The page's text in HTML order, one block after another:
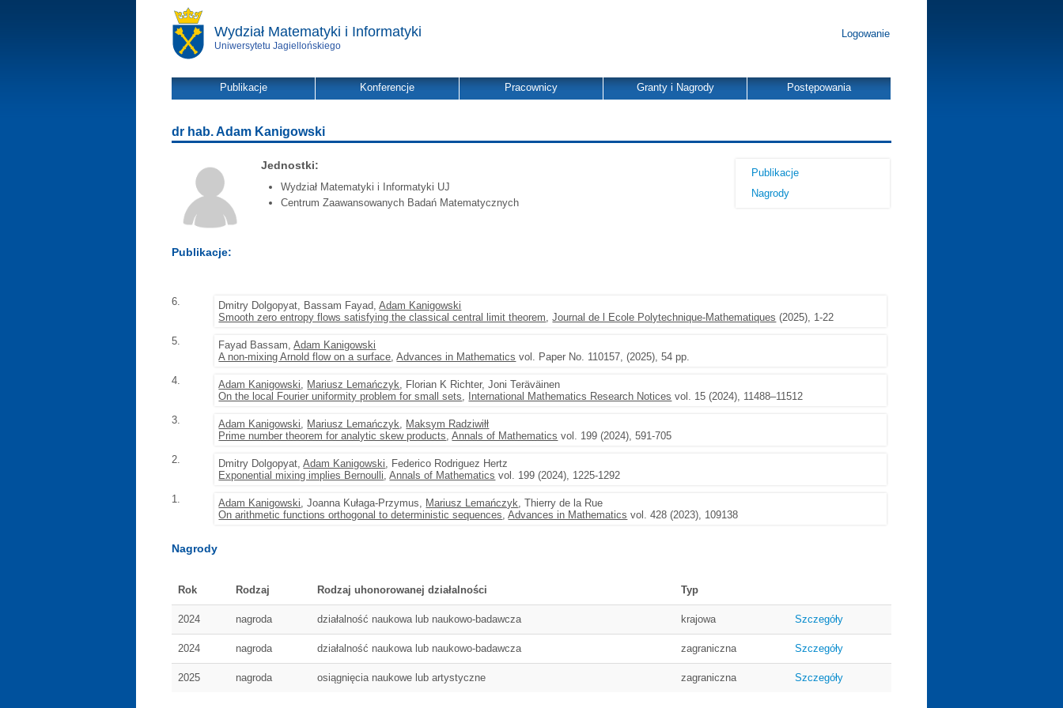
Wydział Matematyki i Informatyki
Uniwersytetu Jagiellońskiego
Logowanie
Publikacje Konferencje Pracownicy Granty i Nagrody Postępowania
dr hab. Adam Kanigowski
Jednostki:
Wydział Matematyki i Informatyki UJ
Centrum Zaawansowanych Badań Matematycznych
Publikacje
Nagrody
Publikacje:
6. Dmitry Dolgopyat, Bassam Fayad,Adam Kanigowski
Smooth zero entropy flows satisfying the classical central limit theorem ,Journal de l Ecole Polytechnique-Mathematiques (2025), 1-22
5.
Fayad Bassam,Adam Kanigowski
A non-mixing Arnold flow on a surface ,Advances in Mathematics vol. Paper No. 110157, (2025), 54 pp.
4.
Adam Kanigowski Mariusz Lemańczyk , Florian K Richter, Joni Teräväinen
On the local Fourier uniformity problem for small sets
International Mathematics Research Notices vol. 15 (2024), 11488–11512
3.
Adam Kanigowski Mariusz Lemańczyk
Maksym Radziwiłł
Prime number theorem for analytic skew products ,Annals of Mathematics vol. 199 (2024), 591-705
2.
Dmitry Dolgopyat,Adam Kanigowski , Federico Rodriguez Hertz
Exponential mixing implies Bernoulli ,Annals of Mathematics vol. 199 (2024), 1225-1292
1.
Adam Kanigowski , Joanna Kułaga-Przymus, Mariusz Lemańczyk , Thierry de la Rue
On arithmetic functions orthogonal to deterministic sequences ,Advances in Mathematics vol. 428 (2023), 109138
Nagrody
Rok Rodzaj Rodzaj uhonorowanej działalności Typ
2024 nagroda działalność naukowa lub naukowo-badawcza krajowa Szczegóły
2024 nagroda działalność naukowa lub naukowo-badawcza zagraniczna Szczegóły
2025 nagroda osiągnięcia naukowe lub artystyczne zagraniczna Szczegóły